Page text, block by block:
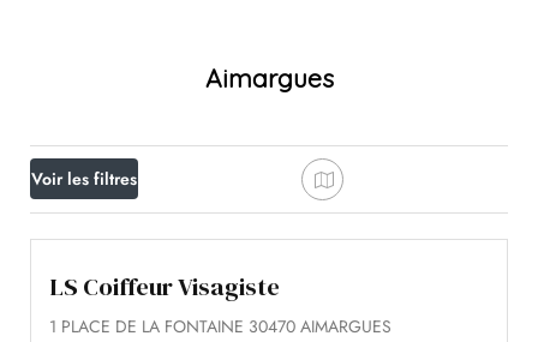
Aimargues
Voir les filtres
LS Coiffeur Visagiste
1 PLACE DE LA FONTAINE 30470 AIMARGUES